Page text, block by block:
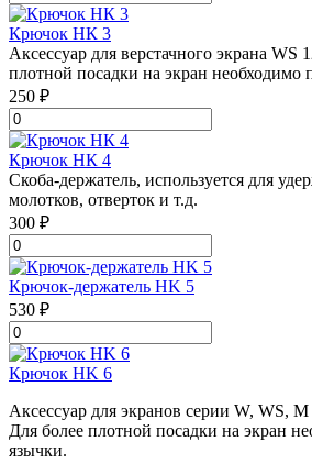
Крючок НК 3
Аксессуар для верстачного экрана WS
плотной посадки на экран необходимо
250 ₽
Крючок НК 4
Скоба-держатель, используется для
молотков, отверток и т.д.
300 ₽
Крючок-держатель HK 5
530 ₽
Крючок HK 6
Аксессуар для экранов серии W, WS,
Для более плотной посадки на экран
язычки.